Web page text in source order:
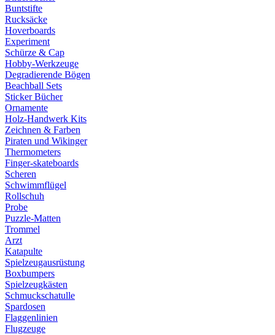
Buntstifte
Rucksäcke
Hoverboards
Experiment
Schürze & Cap
Hobby-Werkzeuge
Degradierende Bögen
Beachball Sets
Sticker Bücher
Ornamente
Holz-Handwerk Kits
Zeichnen & Farben
Piraten und Wikinger
Thermometers
Finger-skateboards
Scheren
Schwimmflügel
Rollschuh
Probe
Puzzle-Matten
Trommel
Arzt
Katapulte
Spielzeugausrüstung
Boxbumpers
Spielzeugkästen
Schmuckschatulle
Spardosen
Flaggenlinien
Flugzeuge